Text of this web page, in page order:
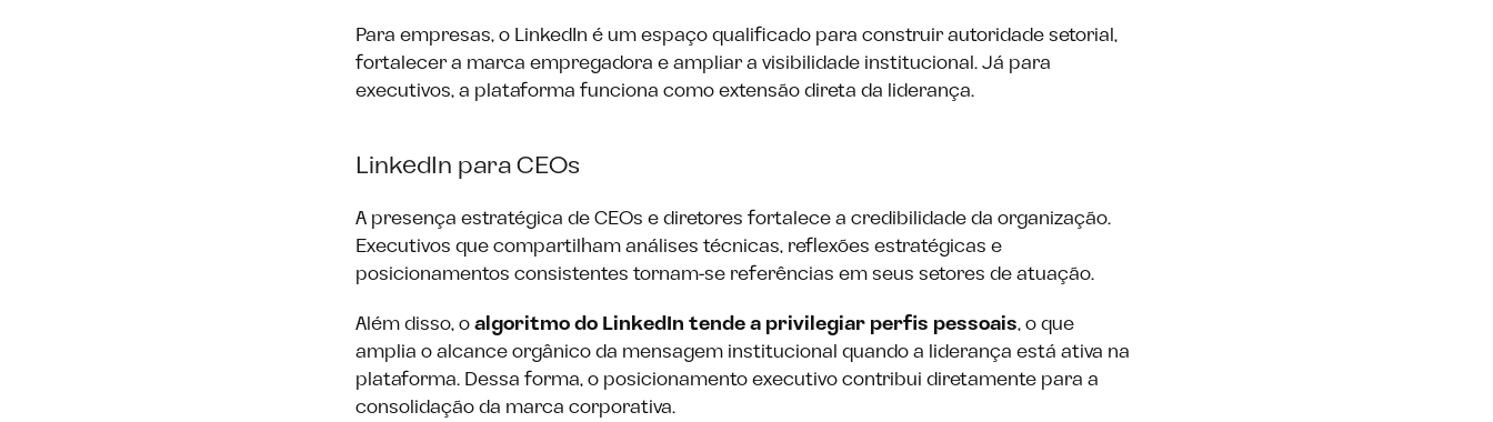
Para empresas, o LinkedIn é um espaço qualificado para construir autoridade setorial,
fortalecer a marca empregadora e ampliar a visibilidade institucional. Já para
executivos, a plataforma funciona como extensão direta da liderança.
LinkedIn para CEOs
A presença estratégica de CEOs e diretores fortalece a credibilidade da organização.
Executivos que compartilham análises técnicas, reflexões estratégicas e
posicionamentos consistentes tornam-se referências em seus setores de atuação.
Além disso, oalgoritmo do LinkedIn tende a privilegiar perfis pessoais, o que
amplia o alcance orgânico da mensagem institucional quando a liderança está ativa na
plataforma. Dessa forma, o posicionamento executivo contribui diretamente para a
consolidação da marca corporativa.